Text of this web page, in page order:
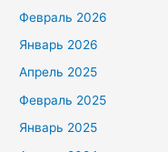
Февраль 2026
Январь 2026
Апрель 2025
Февраль 2025
Январь 2025